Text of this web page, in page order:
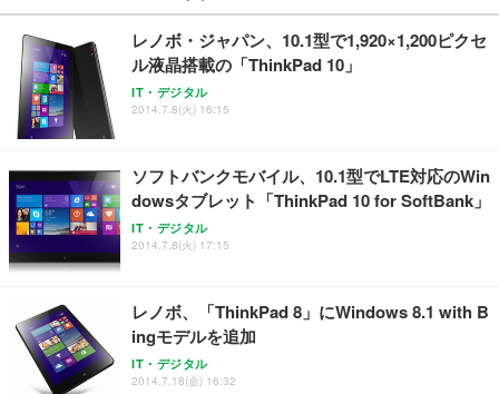
￥27,999
ワーク チェア 強化バックレスト 30度ロッキング機
能 人間工学 椅子 腰サポート 90度跳ね上げ式アーム
務用 おしゃれ パソコンチェア (ブラック)
Sezlife オフィスチェア デスクチェア 疲れない テレ
ワーク チェア 強化バックレスト 30度ロッキング機
能 人間工学 椅子 腰サポート 90度跳ね上げ式アーム
務用 おしゃれ パソコンチェア (ホワイト)
ANDWINT オフィスチェア デスクチェア 肘なし メ
ッシュ 通気性 ランバーサポート付き 腰サポート ガ
ス圧無段階昇降 360度回転 キャスター付き コンパク
￥109,572
【純正品】27"ゲーミングモニター DualSense 充電
フック付き（CFI-ZDM1J）
【整備済み品】Dell E2724HS 27インチ 液晶モニタ
ー フルHD（1920×1080）VA 非光沢 HDMI/DisplayP
ort/VGA スピーカー内蔵 高さ調整 スイベル VESA対
【MiniLED/24.5inch/280Hz/FHD】GRAPHT THE S
HOOTER Gaming Monitor 24” Essential ゲーミン
グモニター QD 24.5インチ 1ms FHD 量子ドット 残
￥3,234
ネオ・ルーライフ ネオ・オムツ L 中型犬用 26枚入
り 単品
Smart Basic(スマートベーシック) 【Amazon.co.jp
限定】 Smart Basic アイリスオーヤマ ペットシーツ
超厚型 お徳用 ワイド 100枚入 (x 1) (ケース販売)
アイリスオーヤマ ペットシーツ 超厚型 お徳用 レギ
ュラー 200枚入【Amazon.co.jp限定】
レノボ・ジャパン、10.1型で1,920×1,200ピクセ
ル液晶搭載の「ThinkPad 10」
IT・デジタル
2014.7.8(火) 16:15
ソフトバンクモバイル、10.1型でLTE対応のWin
dowsタブレット「ThinkPad 10 for SoftBank」
IT・デジタル
2014.7.8(火) 17:15
レノボ、「ThinkPad 8」にWindows 8.1 with B
ingモデルを追加
IT・デジタル
2014.7.18(金) 16:32